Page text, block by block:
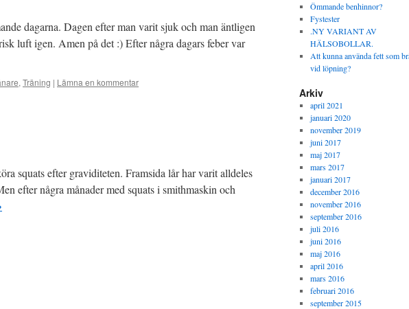
dagarna. Dagen efter man varit sjuk och man äntligen
luft igen. Amen på det :) Efter några dagars feber var
, Träning | Lämna en kommentar
squats efter graviditeten. Framsida lår har varit alldeles
efter några månader med squats i smithmaskin och
Ömmande benhinnor?
Fystester
.NY VARIANT AV
HÄLSOBOLLAR.
Att kunna använda fett som
vid löpning?
Arkiv
april 2021
januari 2020
november 2019
juni 2017
maj 2017
mars 2017
januari 2017
december 2016
november 2016
september 2016
juli 2016
juni 2016
maj 2016
april 2016
mars 2016
februari 2016
september 2015